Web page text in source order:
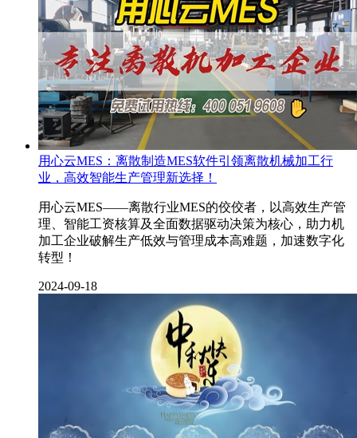
用心云MES：离散制造MES软件引领离散机械加工行
业，高效智能生产管理新选择！
用心云MES——离散行业MES的佼佼者，以高效生产管
理、智能工资核算及全面数据驱动决策为核心，助力机
加工企业破解生产低效与管理成本高难题，加速数字化
转型！
2024-09-18